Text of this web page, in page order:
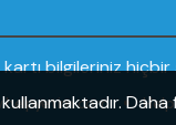
bilgileriniz